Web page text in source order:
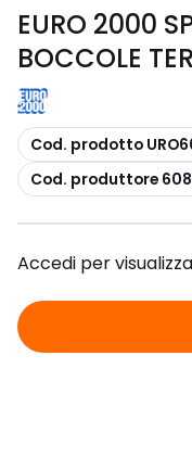
EURO 2000
BOCCOLE
copia
Cod. prodotto
copia
Cod. produttore
Accedi per